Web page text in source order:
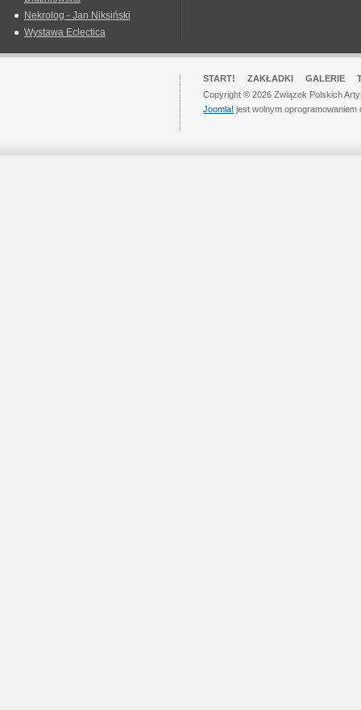
Nekrolog - Jan Niksiński
Wystawa Eclectica
START! ZAKŁADKI GALERIE
Copyright © 2026 Związek Polskich
Joomla! jest wolnym